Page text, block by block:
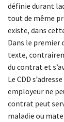
définie durant
tout de même
existe, dans
Dans le premier
texte,
du contrat et
Le CDD
employeur ne
contrat peut
maladie ou